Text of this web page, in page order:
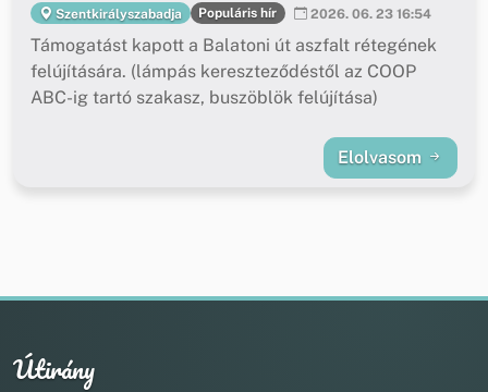
Szentkirályszabadja Populáris hír 2026. 06. 23 16:54
Támogatást kapott a Balatoni út aszfalt rétegének
felújítására. (lámpás kereszteződéstől az COOP
ABC-ig tartó szakasz, buszöblök felújítása)
Elolvasom
Útirány